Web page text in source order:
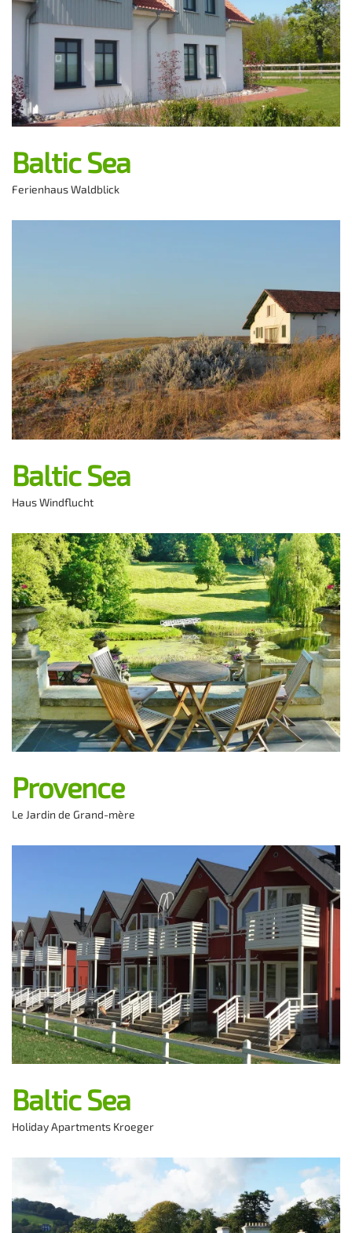
Baltic Sea
Ferienhaus Waldblick
Baltic Sea
Haus Windflucht
Provence
Le Jardin de Grand-mère
Baltic Sea
Holiday Apartments Kroeger